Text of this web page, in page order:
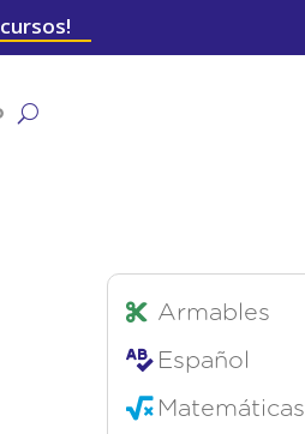
Armables
Español
Matemáticas